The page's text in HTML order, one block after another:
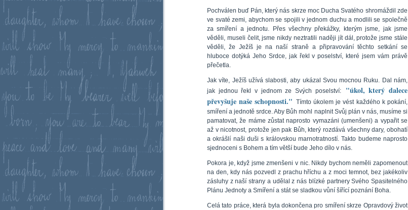
Pochválen buď Pán, který nás skrze moc Ducha Svatého shromáždil zde
ve svaté zemi, abychom se spojili v jednom duchu a modlili se společně
za smíření a jednotu. Přes všechny překážky, kterým jsme, jak jsme
věděli, museli čelit, jsme nikdy neztratili naději jít dál, protože jsme stále
věděli, že Ježíš je na naší straně a připravování těchto setkání se
hluboce dotýká Jeho Srdce, jak řekl v poselství, které jsem vám právě
přečetla.
Jak víte, Ježíš užívá slabosti, aby ukázal Svou mocnou Ruku. Dal nám,
jak jednou řekl v jednom ze Svých poselství:"úkol, který dalece
převyšuje naše schopnosti." Tímto úkolem je vést každého k pokání,
smíření a jednotě srdce. Aby Bůh mohl naplnit Svůj plán v nás, musíme si
pamatovat, že máme zůstat naprosto vymazáni (umenšeni) a vypařit se
až v nicotnost, protože jen pak Bůh, který rozdává všechny dary, obohatí
a okrášlí naši duši s královskou marnotratností. Takto budeme naprosto
sjednoceni s Bohem a tím větší bude Jeho dílo v nás.
Pokora je, když jsme zmenšeni v nic. Nikdy bychom neměli zapomenout
na den, kdy nás pozvedl z prachu hříchu a z moci temnot, bez jakékoliv
zásluhy z naší strany a udělal z nás blízké partnery Svého Spasitelného
Plánu Jednoty a Smíření a stát se sladkou vůní šířící poznání Boha.
Celá tato práce, která byla dokončena pro smíření skrze Opravdový život